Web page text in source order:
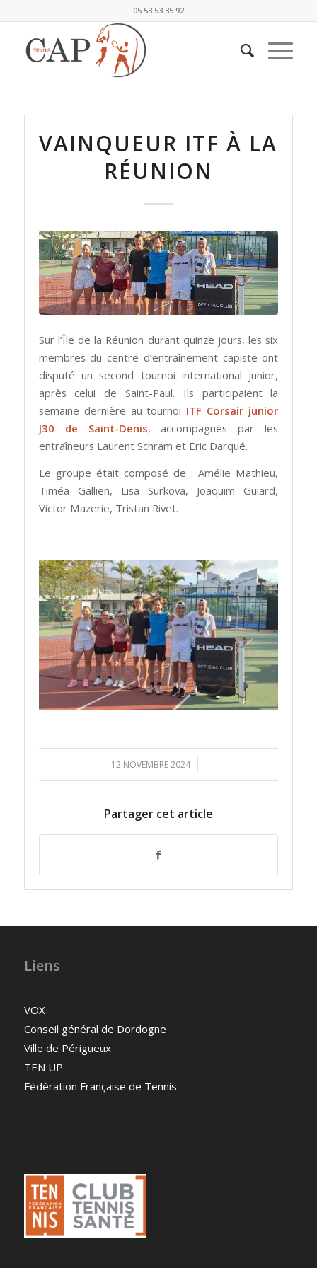
05 53 53 35 92
VAINQUEUR ITF À LA
RÉUNION
Sur l’Île de la Réunion durant quinze jours, les six
membres du centre d’entraînement capiste ont
disputé un second tournoi international junior,
après celui de Saint-Paul. Ils participaient la
semaine dernière au tournoi ITF Corsair junior
J30 de Saint-Denis, accompagnés par les
entraîneurs Laurent Schram et Eric Darqué.
Le groupe était composé de : Amélie Mathieu,
Timéa Gallien, Lisa Surkova, Joaquim Guiard,
Victor Mazerie, Tristan Rivet.
12 NOVEMBRE 2024
/
Partager cet article
Liens
VOX
Conseil général de Dordogne
Ville de Périgueux
TEN UP
Fédération Française de Tennis